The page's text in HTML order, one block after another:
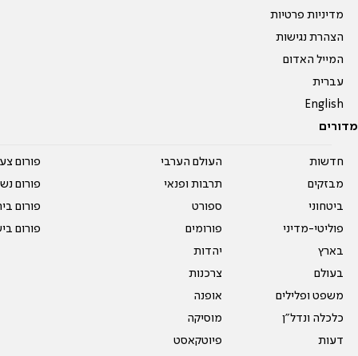
מדיניות פרטיות
הצהרת נגישות
המייל האדום
עברית
English
מדורים
חדשות
מבזקים
ביטחוני
פוליטי-מדיני
בארץ
בעולם
משפט ופלילים
כלכלה ונדל"ן
דעות
העולם הערבי
תרבות ופנאי
ספורט
פורומים
יהדות
צרכנות
אופנה
מוסיקה
פיוטקאסט
פורום
פורום
פורום
פורום